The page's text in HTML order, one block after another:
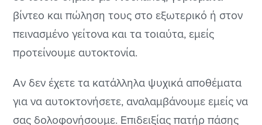
βίντεο και πώληση τους στο εξωτερικό ή στον
πεινασμένο γείτονα και τα τοιαύτα, εμείς
προτείνουμε αυτοκτονία.
Αν δεν έχετε τα κατάλληλα ψυχικά αποθέματα
για να αυτοκτονήσετε, αναλαμβάνουμε εμείς να
σας δολοφονήσουμε. Επιδειξίας πατήρ πάσης